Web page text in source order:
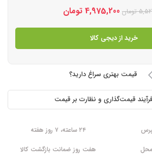
تومان 4,975,200 تومان
خرید از دیجی کالا
قیمت بهتری سراغ دارید؟
فرآیند قیمت‌گذاری و نظارت بر قیمت
۲۴ ساعته، ۷ روز هفته
هفت روز ضمانت بازگشت کالا